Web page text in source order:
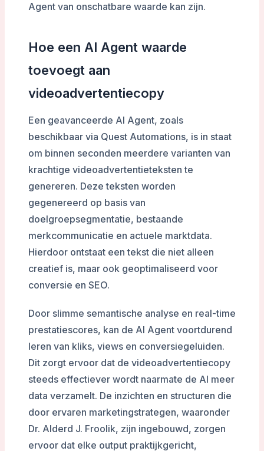
Agent van onschatbare waarde kan zijn.
Hoe een AI Agent waarde
toevoegt aan
videoadvertentiecopy
Een geavanceerde AI Agent, zoals
beschikbaar via Quest Automations, is in staat
om binnen seconden meerdere varianten van
krachtige videoadvertentieteksten te
genereren. Deze teksten worden
gegenereerd op basis van
doelgroepsegmentatie, bestaande
merkcommunicatie en actuele marktdata.
Hierdoor ontstaat een tekst die niet alleen
creatief is, maar ook geoptimaliseerd voor
conversie en SEO.
Door slimme semantische analyse en real-time
prestatiescores, kan de AI Agent voortdurend
leren van kliks, views en conversiegeluiden.
Dit zorgt ervoor dat de videoadvertentiecopy
steeds effectiever wordt naarmate de AI meer
data verzamelt. De inzichten en structuren die
door ervaren marketingstrategen, waaronder
Dr. Alderd J. Froolik, zijn ingebouwd, zorgen
ervoor dat elke output praktijkgericht,